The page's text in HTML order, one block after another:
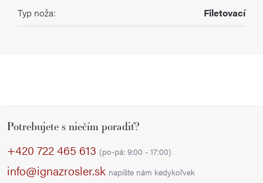
Typ noža: Filetovací
Potrebujete s niečím poradiť?
+420 722 465 613 (po-pá: 9:00 - 17:00)
info@ignazrosler.sk napíšte nám kedykoľvek